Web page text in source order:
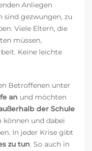
Anliegen
sind gezwungen, zu
Viele Eltern, die
müssen,
Keine leichte
Betroffenen unter
an und möchten
der Schule
können und dabei
In jeder Krise gibt
zu tun. So auch in